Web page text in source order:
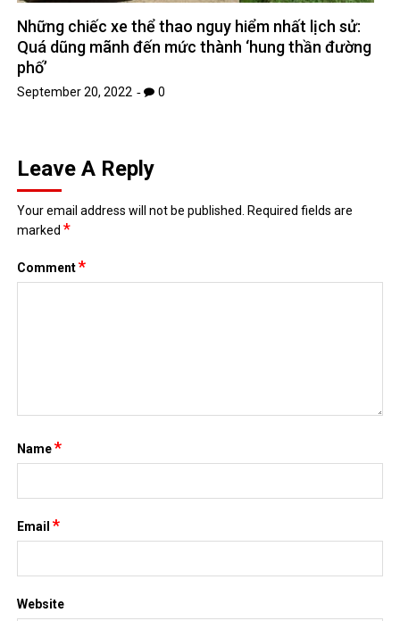
Những chiếc xe thể thao nguy hiểm nhất lịch sử:
Quá dũng mãnh đến mức thành ‘hung thần đường
phố’
September 20, 2022 0
Leave A Reply
Your email address will not be published. Required fields are
marked*
Comment*
Name*
Email*
Website